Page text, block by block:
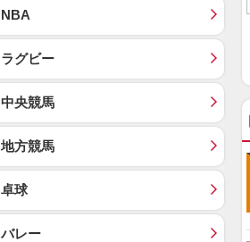
NBA
ラグビー
中央競馬
地方競馬
卓球
バレー